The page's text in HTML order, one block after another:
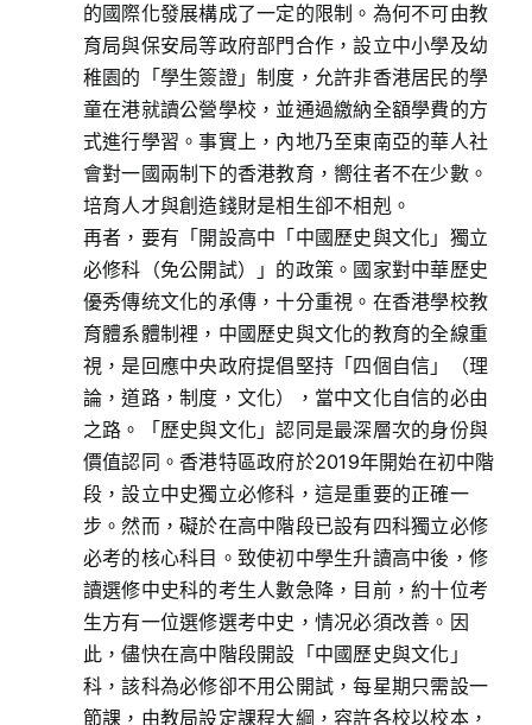
的國際化發展構成了一定的限制。為何不可由教
育局與保安局等政府部門合作，設立中小學及幼
稚園的「學生簽證」制度，允許非香港居民的學
童在港就讀公營學校，並通過繳納全額學費的方
式進行學習。事實上，內地乃至東南亞的華人社
會對一國兩制下的香港教育，嚮往者不在少數。
培育人才與創造錢財是相生卻不相剋。
再者，要有「開設高中「中國歷史與文化」獨立
必修科（免公開試）」的政策。國家對中華歷史
優秀傳统文化的承傳，十分重視。在香港學校教
育體系體制裡，中國歷史與文化的教育的全線重
視，是回應中央政府提倡堅持「四個自信」（理
論，道路，制度，文化），當中文化自信的必由
之路。「歷史與文化」認同是最深層次的身份與
價值認同。香港特區政府於2019年開始在初中階
段，設立中史獨立必修科，這是重要的正確一
步。然而，礙於在高中階段已設有四科獨立必修
必考的核心科目。致使初中學生升讀高中後，修
讀選修中史科的考生人數急降，目前，約十位考
生方有一位選修選考中史，情况必須改善。因
此，儘快在高中階段開設「中國歷史與文化」
科，該科為必修卻不用公開試，每星期只需設一
節課，由教局設定課程大綱，容許各校以校本，